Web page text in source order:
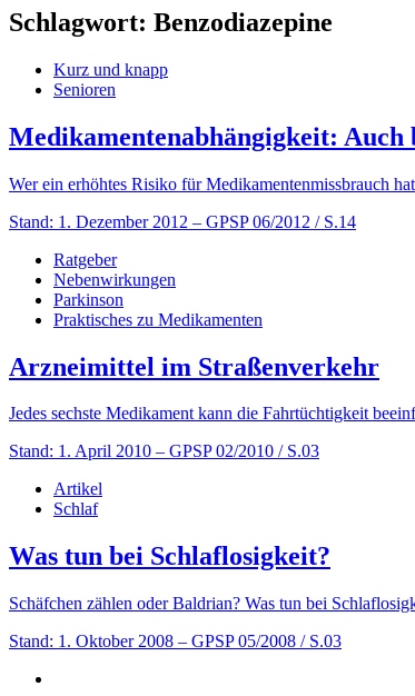
Schlagwort: Benzodiazepine
Kurz und knapp
Senioren
Medikamentenabhängigkeit: Auch
Wer ein erhöhtes Risiko für Medikamentenmissbrauch
Stand: 1. Dezember 2012 – GPSP 06/2012 / S.14
Ratgeber
Nebenwirkungen
Parkinson
Praktisches zu Medikamenten
Arzneimittel im Straßenverkehr
Jedes sechste Medikament kann die Fahrtüchtigkeit
Stand: 1. April 2010 – GPSP 02/2010 / S.03
Artikel
Schlaf
Was tun bei Schlaflosigkeit?
Schäfchen zählen oder Baldrian? Was tun bei
Stand: 1. Oktober 2008 – GPSP 05/2008 / S.03